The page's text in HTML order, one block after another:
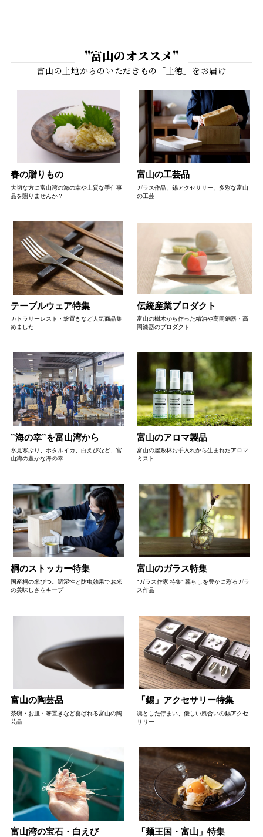
"富山のオススメ"
春の贈りもの
大切な方に富山湾の海の幸や上質な手仕事
品を贈りませんか？
富山の工芸品
ガラス作品、錫アクセサリー、多彩な富山
の工芸
テーブルウェア特集
カトラリーレスト・箸置きなど人気商品集
めました
伝統産業プロダクト
富山の樹木から作った精油や高岡銅器・高
岡漆器のプロダクト
”海の幸”を富山湾から
氷見寒ぶり、ホタルイカ、白えびなど、富
山湾の豊かな海の幸
富山のアロマ製品
富山の屋敷林お手入れから生まれたアロマ
ミスト
桐のストッカー特集
国産桐の米びつ。調湿性と防虫効果でお米
の美味しさをキープ
富山のガラス特集
"ガラス作家 特集" 暮らしを豊かに彩るガラ
ス作品
富山の陶芸品
茶碗・お皿・箸置きなど喜ばれる富山の陶
芸品
「錫」アクセサリー特集
凛とした佇まい、優しい風合いの錫アクセ
サリー
富山湾の宝石・白えび 「麺王国・富山」特集